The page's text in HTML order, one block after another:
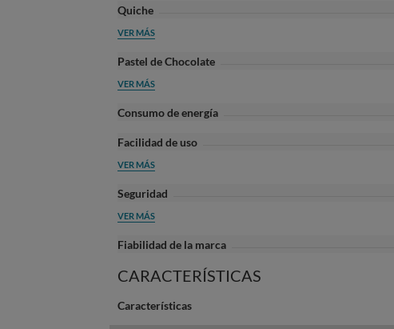
Quiche
VER MÁS
Pastel de Chocolate
VER MÁS
Consumo de energía
Facilidad de uso
VER MÁS
Seguridad
VER MÁS
Fiabilidad de la marca
CARACTERÍSTICAS
Características